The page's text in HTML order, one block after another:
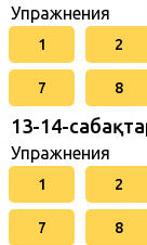
Упражнения
1 2
7 8
13-14-
Упражнения
1 2
7 8